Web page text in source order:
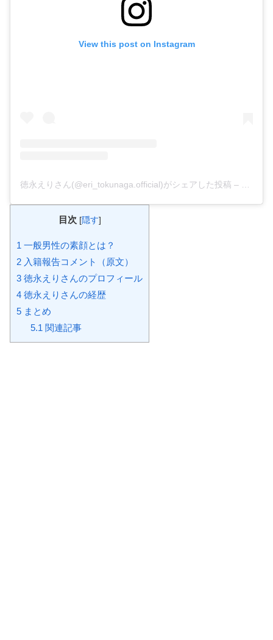
View this post on Instagram
徳永えりさん(@eri_tokunaga.official)がシェアした投稿 –
目次 [隠す]
1 一般男性の素顔とは？
2 入籍報告コメント（原文）
3 徳永えりさんのプロフィール
4 徳永えりさんの経歴
5 まとめ
5.1 関連記事